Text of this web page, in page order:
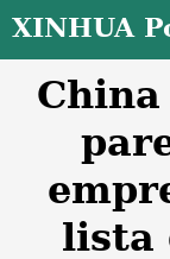
XINHUA
China
lista